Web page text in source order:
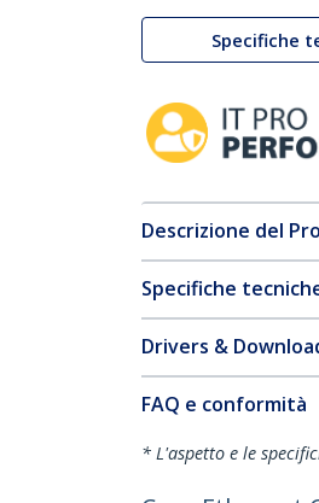
Specifiche
Descrizione del
Specifiche
Drivers &
FAQ e conformità
* L'aspetto e le